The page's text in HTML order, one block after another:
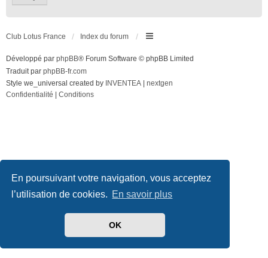
En poursuivant votre navigation, vous acceptez
l’utilisation de cookies. En savoir plus
OK
Club Lotus France Index du forum
Développé par phpBB® Forum Software © phpBB Limited
Traduit par phpBB-fr.com
Style we_universal created by INVENTEA
nextgen
Confidentialité
Conditions